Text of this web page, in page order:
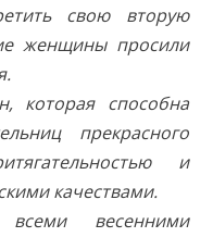
свою вторую
женщины просили
которая способна
прекрасного
и
качествами.
весенними